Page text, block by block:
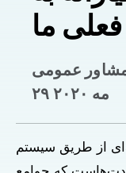
ما
عمومی
۲۹ مه ۲۰۲۰
از طریق سیستم